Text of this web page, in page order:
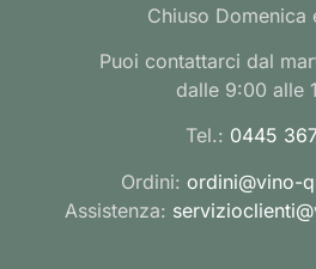
Chiuso Domenica
Puoi contattarci dal
dalle 9:00 alle
Tel.: 0445
Ordini: ordini@vino-
Assistenza: